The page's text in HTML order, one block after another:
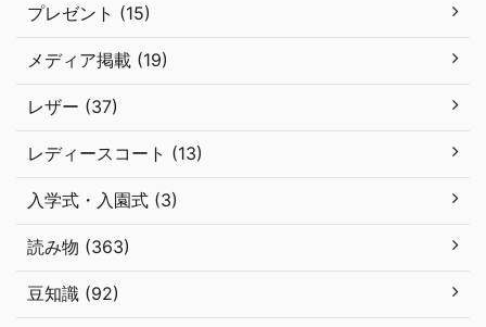
プレゼント (15)
メディア掲載 (19)
レザー (37)
レディースコート (13)
入学式・入園式 (3)
読み物 (363)
豆知識 (92)